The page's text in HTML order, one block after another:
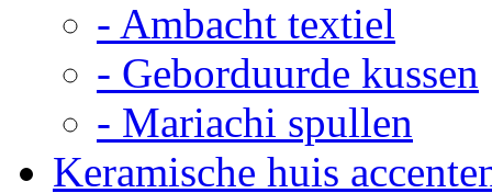
- Ambacht textiel
- Geborduurde kussen
- Mariachi spullen
Keramische huis